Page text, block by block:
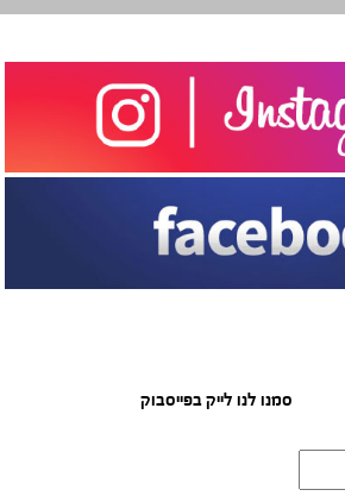
סמנו לנו לייק בפייסבוק